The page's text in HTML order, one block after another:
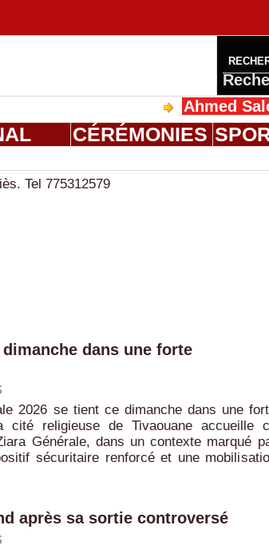
Ahmed Saloum
CÉRÉMONIES
Tel 775312579
dans une forte
2026 se tient ce dimanche dans une
cité religieuse de Tivaouane accueille
Générale, dans un contexte marqué
sécuritaire renforcé et une
après sa sortie controversé